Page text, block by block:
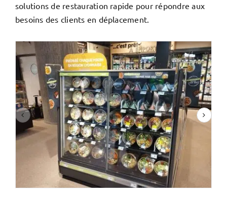
solutions de restauration rapide pour répondre aux
besoins des clients en déplacement.